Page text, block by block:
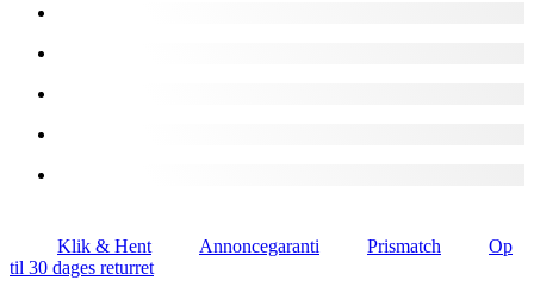
Klik & Hent Annoncegaranti Prismatch
Op
til 30 dages returret